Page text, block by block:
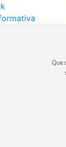
presenti su